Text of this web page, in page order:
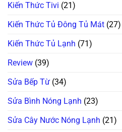
Kiến Thức Tivi (21)
Kiến Thức Tủ Đông Tủ Mát (27)
Kiến Thức Tủ Lạnh (71)
Review (39)
Sửa Bếp Từ (34)
Sửa Bình Nóng Lạnh (23)
Sửa Cây Nước Nóng Lạnh (21)